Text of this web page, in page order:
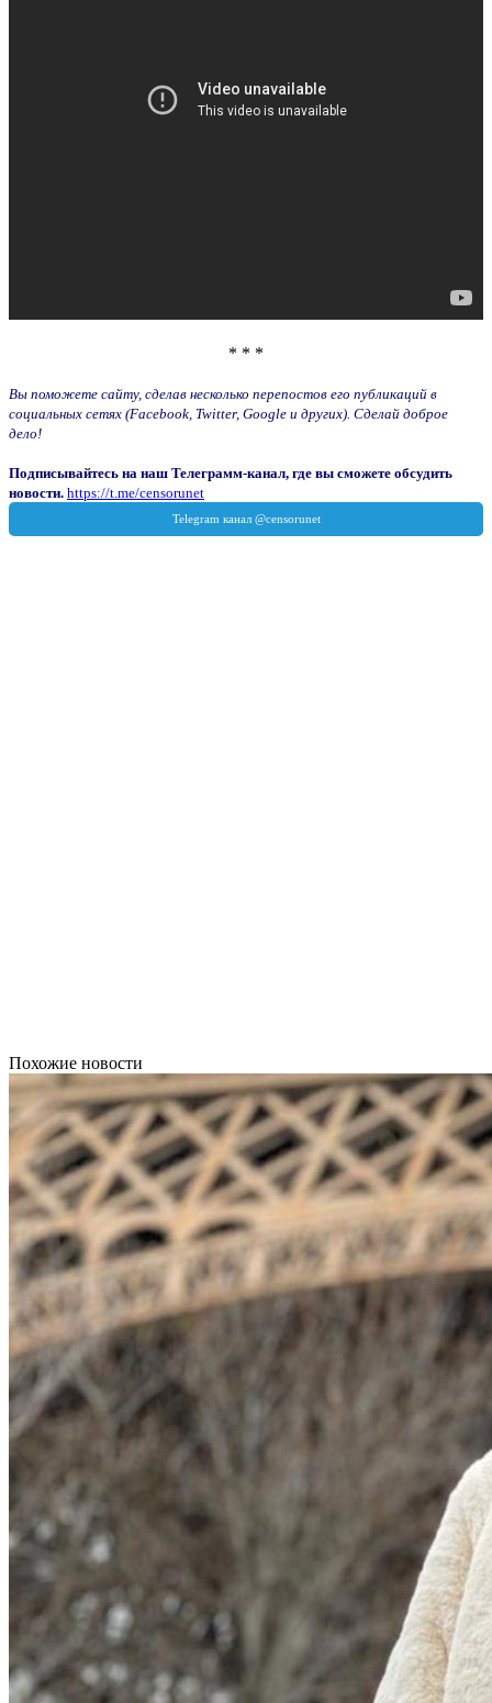
* * *
Вы поможете сайту, сделав несколько перепостов его публикаций в
социальных сетях (Facebook, Twitter, Google и других). Сделай доброе
дело!
Подписывайтесь на наш Телеграмм-канал, где вы сможете обсудить
новости. https://t.me/censorunet
Похожие новости